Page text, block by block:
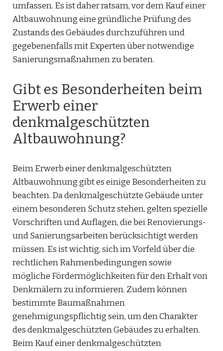
umfassen. Es ist daher ratsam, vor dem Kauf einer
Altbauwohnung eine gründliche Prüfung des
Zustands des Gebäudes durchzuführen und
gegebenenfalls mit Experten über notwendige
Sanierungsmaßnahmen zu beraten.
Gibt es Besonderheiten beim
Erwerb einer
denkmalgeschützten
Altbauwohnung?
Beim Erwerb einer denkmalgeschützten
Altbauwohnung gibt es einige Besonderheiten zu
beachten. Da denkmalgeschützte Gebäude unter
einem besonderen Schutz stehen, gelten spezielle
Vorschriften und Auflagen, die bei Renovierungs-
und Sanierungsarbeiten berücksichtigt werden
müssen. Es ist wichtig, sich im Vorfeld über die
rechtlichen Rahmenbedingungen sowie
mögliche Fördermöglichkeiten für den Erhalt von
Denkmälern zu informieren. Zudem können
bestimmte Baumaßnahmen
genehmigungspflichtig sein, um den Charakter
des denkmalgeschützten Gebäudes zu erhalten.
Beim Kauf einer denkmalgeschützten